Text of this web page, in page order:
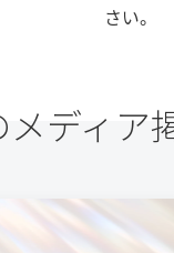
さい。
ディア